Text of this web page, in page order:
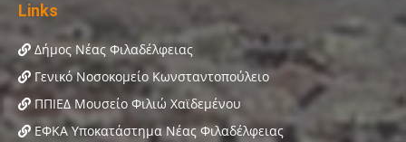
Links
Δήμος Νέας Φιλαδέλφειας
Γενικό Νοσοκομείο Κωνσταντοπούλειο
ΠΠΙΕΔ Μουσείο Φιλιώ Χαϊδεμένου
ΕΦΚΑ Υποκατάστημα Νέας Φιλαδέλφειας